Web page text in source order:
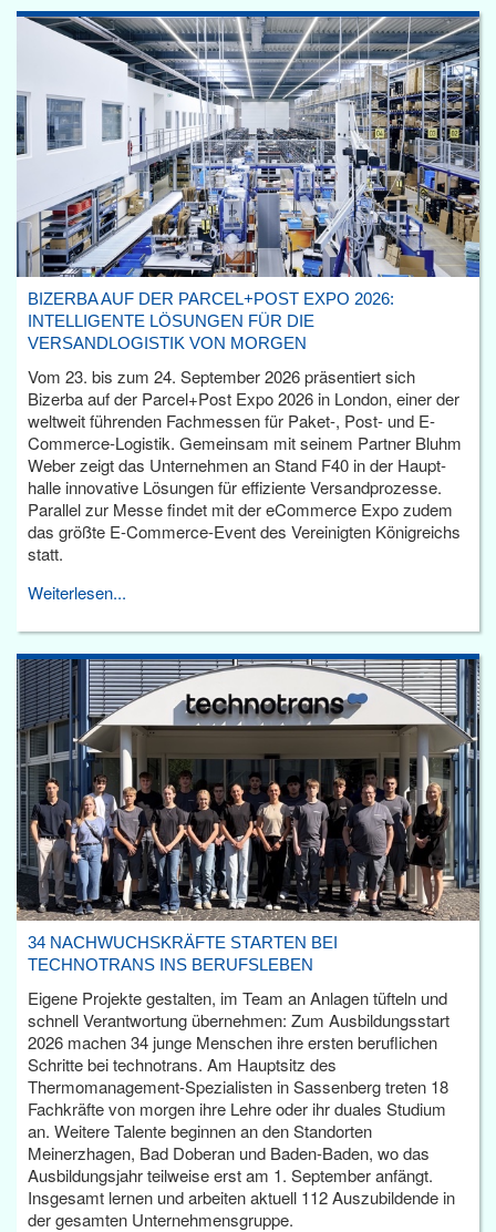
BIZERBA AUF DER PARCEL+POST EXPO 2026:
INTELLIGENTE LÖSUNGEN FÜR DIE
VERSANDLOGISTIK VON MORGEN
Vom 23. bis zum 24. September 2026 präsentiert sich
Bizerba auf der Parcel+Post Expo 2026 in London, einer der
weltweit führenden Fachmessen für Paket-, Post- und E-
Commerce-Logistik. Gemeinsam mit seinem Partner Bluhm
Weber zeigt das Unternehmen an Stand F40 in der Haupt­
halle innovative Lösungen für effiziente Versandprozesse.
Parallel zur Messe findet mit der eCommerce Expo zudem
das größte E-Commerce-Event des Vereinigten Königreichs
statt.
Weiterlesen...
34 NACHWUCHSKRÄFTE STARTEN BEI
TECHNOTRANS INS BERUFSLEBEN
Eigene Projekte gestalten, im Team an Anlagen tüfteln und
schnell Verantwortung übernehmen: Zum Ausbildungsstart
2026 machen 34 junge Menschen ihre ersten beruflichen
Schritte bei technotrans. Am Hauptsitz des
Thermomanagement-Spezialisten in Sassenberg treten 18
Fachkräfte von morgen ihre Lehre oder ihr duales Studium
an. Weitere Talente beginnen an den Standorten
Meinerzhagen, Bad Doberan und Baden-Baden, wo das
Ausbildungsjahr teilweise erst am 1. September anfängt.
Insgesamt lernen und arbeiten aktuell 112 Auszubildende in
der gesamten Unternehmensgruppe.